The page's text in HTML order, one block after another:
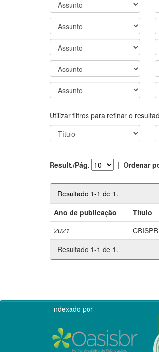
Utilizar filtros para refinar o
Result./Pág. | Ordenar
Resultado 1-1 de 1.
Ano de publicação
Título
2021
Resultado 1-1 de 1.
Indexado por